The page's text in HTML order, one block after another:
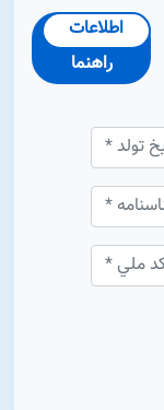
اطلاعات
راهنما